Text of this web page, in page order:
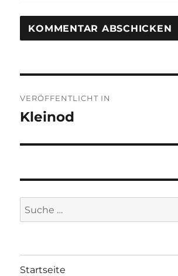
VERÖFFENTLICHT IN
Kleinod
Suche
nach:
Startseite